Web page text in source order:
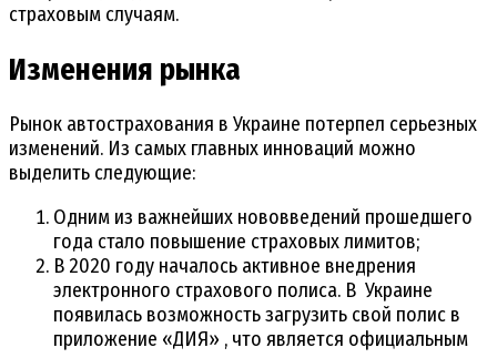
страховым случаям.
Изменения рынка
Рынок автострахования в Украине потерпел серьезных
изменений. Из самых главных инноваций можно
выделить следующие:
Одним из важнейших нововведений прошедшего
года стало повышение страховых лимитов;
В 2020 году началось активное внедрения
электронного страхового полиса. В Украине
появилась возможность загрузить свой полис в
приложение «ДИЯ» , что является официальным